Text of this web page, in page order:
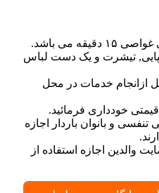
می باشد.
تیشرت و یک دست لباس
دقیقه قبل ازانجام خدمات در محل
خودداری فرمائید.
تنفسی و بانوان باردار اجازه
رضایت والدین اجازه استفاده از